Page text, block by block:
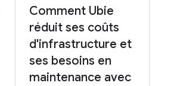
Comment Ubie
réduit ses coûts
d'infrastructure et
ses besoins en
maintenance avec